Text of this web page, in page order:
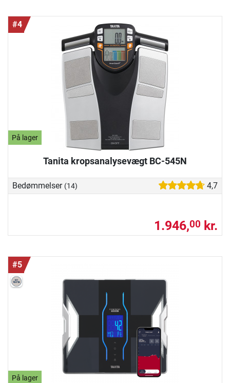
#4
På lager
Tanita kropsanalysevægt BC-545N
Bedømmelser (14) 4,7
1.946,00 kr.
#5
På lager